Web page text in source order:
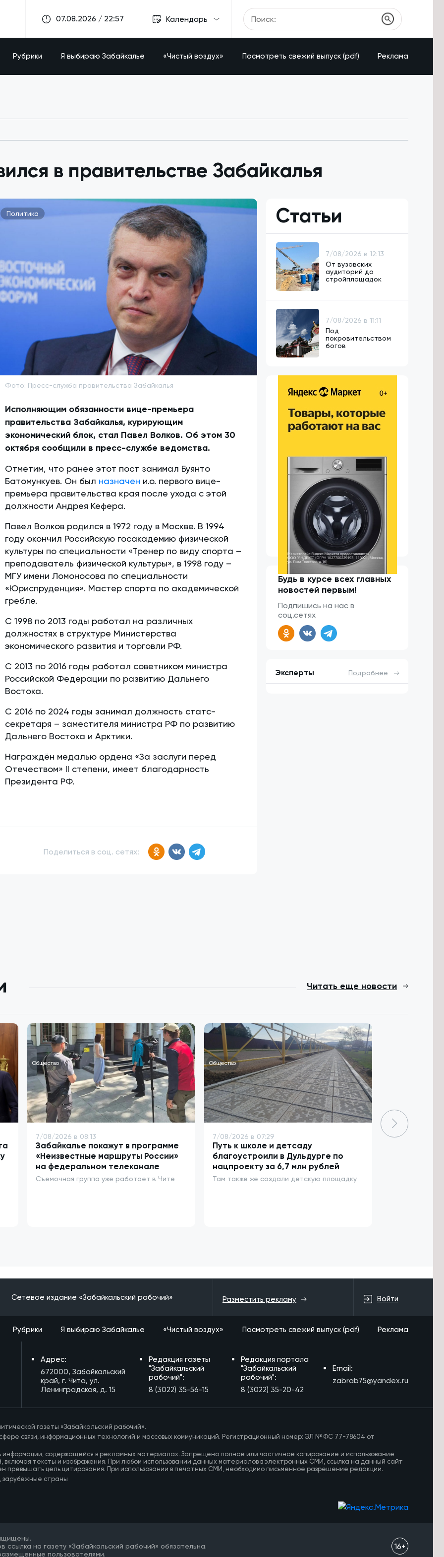
07.08.2026 / 22:57 Календарь
Рубрики Я выбираю Забайкалье «Чистый воздух» Посмотреть свежий выпуск (pdf) Реклама
в правительстве Забайкалья
Политика
Фото: Пресс-служба правительства Забайкалья
Исполняющим обязанности вице-премьера
правительства Забайкалья, курирующим
экономический блок, стал Павел Волков. Об этом 30
октября сообщили в пресс-службе ведомства.
Отметим, что ранее этот пост занимал Буянто
Батомункуев. Он был назначен и.о. первого вице-
премьера правительства края после ухода с этой
должности Андрея Кефера.
Павел Волков родился в 1972 году в Москве. В 1994
году окончил Российскую госакадемию физической
культуры по специальности «Тренер по виду спорта –
преподаватель физической культуры», в 1998 году –
МГУ имени Ломоносова по специальности
«Юриспруденция». Мастер спорта по академической
гребле.
С 1998 по 2013 годы работал на различных
должностях в структуре Министерства
экономического развития и торговли РФ.
С 2013 по 2016 годы работал советником министра
Российской Федерации по развитию Дальнего
Востока.
С 2016 по 2024 годы занимал должность статс-
секретаря – заместителя министра РФ по развитию
Дальнего Востока и Арктики.
Награждён медалью ордена «За заслуги перед
Отечеством» II степени, имеет благодарность
Президента РФ.
Поделиться в соц. сетях:
Статьи
7/08/2026 в 12:13
От вузовских
аудиторий до
стройплощадок
7/08/2026 в 11:11
Под
покровительством
богов
Будь в курсе всех главных
новостей первым!
Подпишись на нас в
соц.сетях
Эксперты Подробнее
Читать еще новости
Общество
7/08/2026 в 08:13
Забайкалье покажут в программе
«Неизвестные маршруты России»
на федеральном телеканале
Съемочная группа уже работает в Чите
Общество
7/08/2026 в 07:29
Путь к школе и детсаду
благоустроили в Дульдурге по
нацпроекту за 6,7 млн рублей
Там также же создали детскую площадку
7/08/2026 в
Сетевое издание «Забайкальский рабочий» Разместить рекламу Войти
Рубрики Я выбираю Забайкалье «Чистый воздух» Посмотреть свежий выпуск (pdf) Реклама
Адрес:
672000, Забайкальский
край, г. Чита, ул.
Ленинградская, д. 15
Редакция газеты
"Забайкальский
рабочий":
8 (3022) 35-56-15
Редакция портала
"Забайкальский
рабочий":
8 (3022) 35-20-42
Email:
zabrab75@yandex.ru
газеты «Забайкальский рабочий».
связи, информационных технологий и массовых коммуникаций. Регистрационный номер: ЭЛ № ФС 77-78604 от
информации, содержащейся в рекламных материалах. Запрещено полное или частичное копирование и использование
тексты и изображения. При любом использовании данных материалов в электронных СМИ, ссылка на данный сайт
превышать цель цитирования. При использовании в печатных СМИ, необходимо письменное разрешение редакции.
зарубежные страны
на газету «Забайкальский рабочий» обязательна.
пользователями.
16+